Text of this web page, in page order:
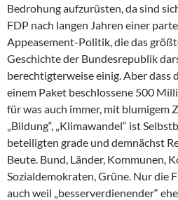
Bedrohung aufzurüsten, da sind
FDP nach langen Jahren einer
Appeasement-Politik, die das
Geschichte der Bundesrepublik
berechtigterweise einig. Aber dass
einem Paket beschlossene 500
für was auch immer, mit blumigem
„Bildung“, „Klimawandel“ ist
beteiligten grade und demnächst
Beute. Bund, Länder, Kommunen,
Sozialdemokraten, Grüne. Nur die
auch weil „besserverdienender“